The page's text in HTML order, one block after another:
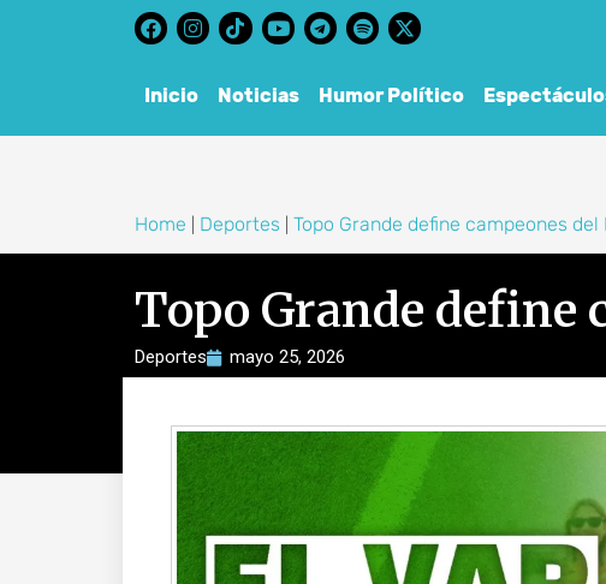
Inicio Noticias Humor Político
Home Deportes Topo Grande define campeones del
Topo Grande define
Deportes mayo 25, 2026